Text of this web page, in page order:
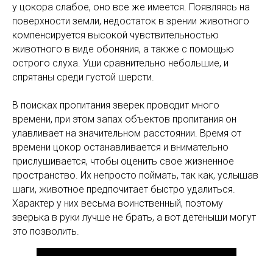
у цокора слабое, оно все же имеется. Появляясь на
поверхности земли, недостаток в зрении животного
компенсируется высокой чувствительностью
животного в виде обоняния, а также с помощью
острого слуха. Уши сравнительно небольшие, и
спрятаны среди густой шерсти.
В поисках пропитания зверек проводит много
времени, при этом запах объектов пропитания он
улавливает на значительном расстоянии. Время от
времени цокор останавливается и внимательно
прислушивается, чтобы оценить свое жизненное
пространство. Их непросто поймать, так как, услышав
шаги, животное предпочитает быстро удалиться.
Характер у них весьма воинственный, поэтому
зверька в руки лучше не брать, а вот детеныши могут
это позволить.